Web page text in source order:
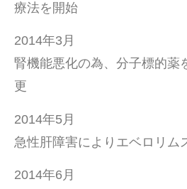
療法を開始
2014年3月
腎機能悪化の為、分子標的薬
更
2014年5月
急性肝障害によりエベロリム
2014年6月